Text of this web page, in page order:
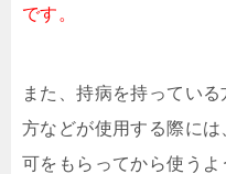
です。
また、持病を持ってい
方などが使用する際に
可をもらってから使うよ